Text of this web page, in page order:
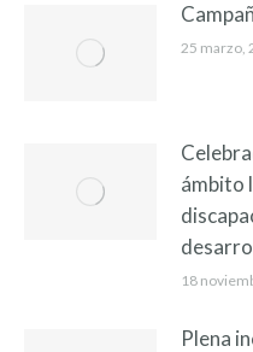
25 marzo,
ámbito
18
Plena